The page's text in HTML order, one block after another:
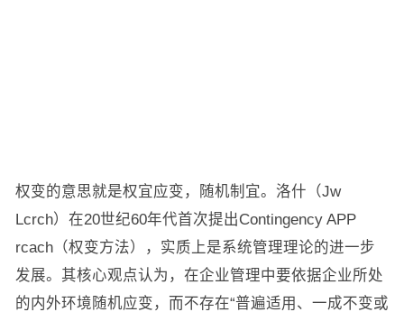
权变的意思就是权宜应变，随机制宜。洛什（Jw
Lcrch）在20世纪60年代首次提出Contingency APP
rcach（权变方法），实质上是系统管理理论的进一步
发展。其核心观点认为，在企业管理中要依据企业所处
的内外环境随机应变，而不存在“普遍适用、一成不变或